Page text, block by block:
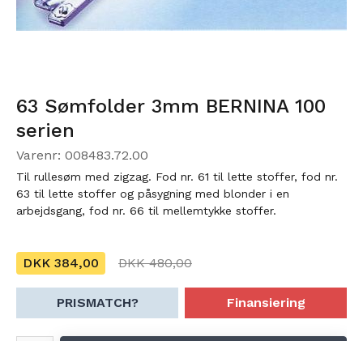
63 Sømfolder 3mm BERNINA 100
serien
Varenr: 008483.72.00
Til rullesøm med zigzag. Fod nr. 61 til lette stoffer, fod nr.
63 til lette stoffer og påsygning med blonder i en
arbejdsgang, fod nr. 66 til mellemtykke stoffer.
DKK 384,00 DKK 480,00
PRISMATCH? Finansiering